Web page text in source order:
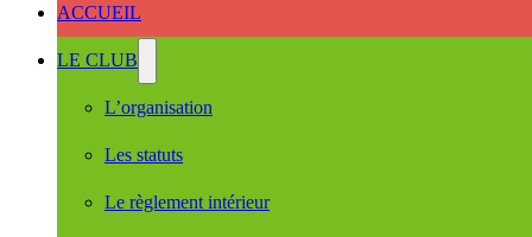
ACCUEIL
LE CLUB
L’organisation
Les statuts
Le règlement intérieur